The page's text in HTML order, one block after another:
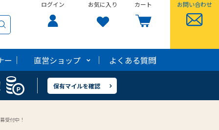
ログイン お気に入り カート お問い合わせ
ー 直営ショップ よくある質問
保有マイルを確認
ログイン お気に入り カート お問い合わせ
ー 直営ショップ よくある質問
保有マイルを確認
受付中！